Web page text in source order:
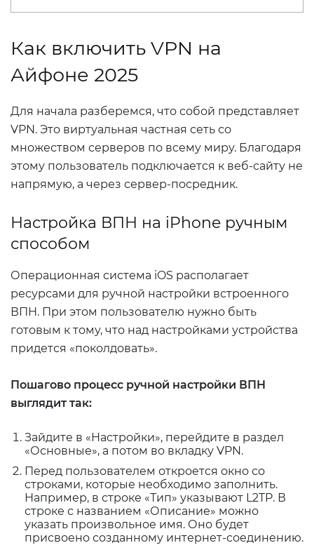
Как включить VPN на
Айфоне 2025
Для начала разберемся, что собой представляет
VPN. Это виртуальная частная сеть со
множеством серверов по всему миру. Благодаря
этому пользователь подключается к веб-сайту не
напрямую, а через сервер-посредник.
Настройка ВПН на iPhone ручным
способом
Операционная система iOS располагает
ресурсами для ручной настройки встроенного
ВПН. При этом пользователю нужно быть
готовым к тому, что над настройками устройства
придется «поколдовать».
Пошагово процесс ручной настройки ВПН
выглядит так:
Зайдите в «Настройки», перейдите в раздел
«Основные», а потом во вкладку VPN.
Перед пользователем откроется окно со
строками, которые необходимо заполнить.
Например, в строке «Тип» указывают L2TP. В
строке с названием «Описание» можно
указать произвольное имя. Оно будет
присвоено созданному интернет-соединению.